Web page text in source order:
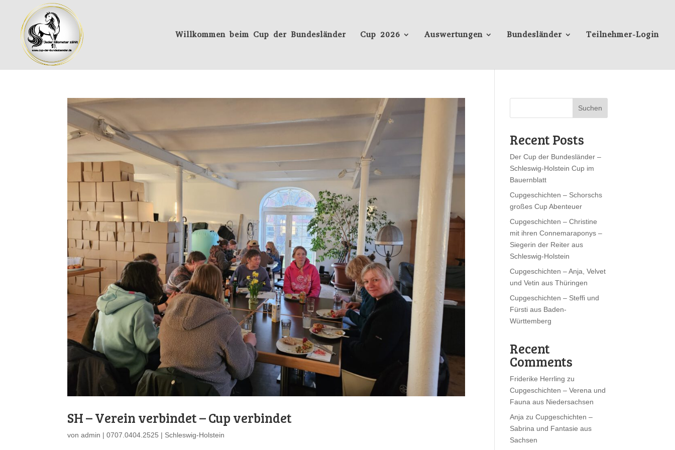
Willkommen beim Cup der Bundesländer Cup 2026 Auswertungen Bundesländer Teilnehmer-Login
SH – Verein verbindet – Cup verbindet
vonadmin |0707.0404.2525 | Schleswig-Holstein
Suchen
Recent Posts
Der Cup der Bundesländer –
Schleswig-Holstein Cup im
Bauernblatt
Cupgeschichten – Schorschs
großes Cup Abenteuer
Cupgeschichten – Christine
mit ihren Connemaraponys –
Siegerin der Reiter aus
Schleswig-Holstein
Cupgeschichten – Anja, Velvet
und Vetin aus Thüringen
Cupgeschichten – Steffi und
Fürsti aus Baden-
Württemberg
Recent
Comments
Friderike Herrling zu
Cupgeschichten – Verena und
Fauna aus Niedersachsen
Anja zuCupgeschichten –
Sabrina und Fantasie aus
Sachsen